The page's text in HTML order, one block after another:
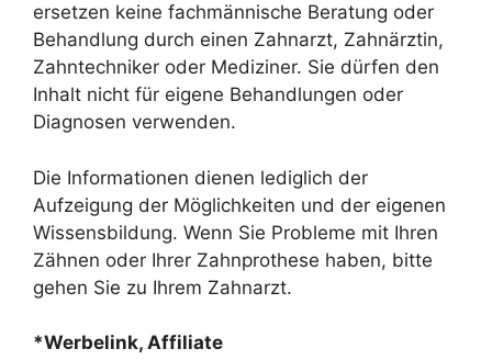
ersetzen keine fachmännische Beratung oder
Behandlung durch einen Zahnarzt, Zahnärztin,
Zahntechniker oder Mediziner. Sie dürfen den
Inhalt nicht für eigene Behandlungen oder
Diagnosen verwenden.
Die Informationen dienen lediglich der
Aufzeigung der Möglichkeiten und der eigenen
Wissensbildung. Wenn Sie Probleme mit Ihren
Zähnen oder Ihrer Zahnprothese haben, bitte
gehen Sie zu Ihrem Zahnarzt.
*Werbelink, Affiliate